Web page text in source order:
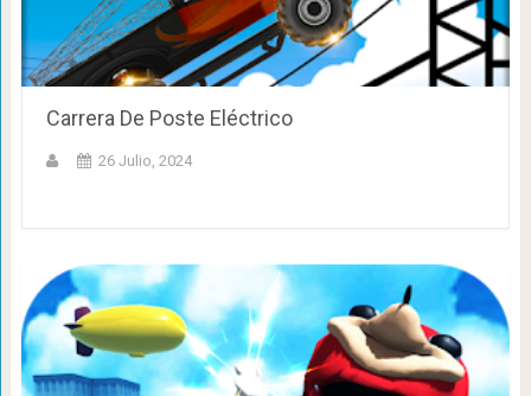
Carrera De Poste Eléctrico
26 Julio, 2024